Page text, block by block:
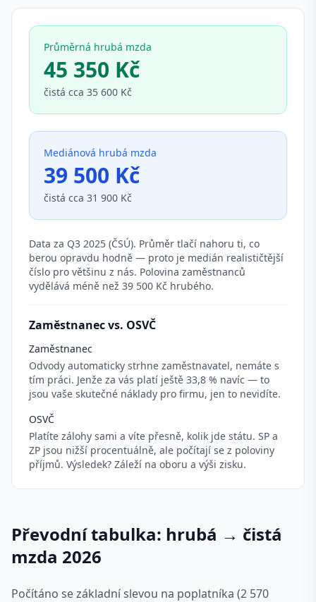
Průměrná hrubá mzda
45 350 Kč
čistá cca 35 600 Kč
Mediánová hrubá mzda
39 500 Kč
čistá cca 31 900 Kč
Data za Q3 2025 (ČSÚ). Průměr tlačí nahoru ti, co
berou opravdu hodně — proto je medián realističtější
číslo pro většinu z nás. Polovina zaměstnanců
vydělává méně než 39 500 Kč hrubého.
Zaměstnanec vs. OSVČ
Zaměstnanec
Odvody automaticky strhne zaměstnavatel, nemáte s
tím práci. Jenže za vás platí ještě 33,8 % navíc — to
jsou vaše skutečné náklady pro firmu, jen to nevidíte.
OSVČ
Platíte zálohy sami a víte přesně, kolik jde státu. SP a
ZP jsou nižší procentuálně, ale počítají se z poloviny
příjmů. Výsledek? Záleží na oboru a výši zisku.
Převodní tabulka: hrubá → čistá
mzda 2026
Počítáno se základní slevou na poplatníka (2 570